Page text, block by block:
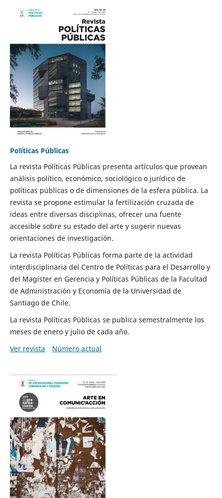
Políticas Públicas
La revista Políticas Públicas presenta artículos que provean
análisis político, económico, sociológico o jurídico de
políticas públicas o de dimensiones de la esfera pública. La
revista se propone estimular la fertilización cruzada de
ideas entre diversas disciplinas, ofrecer una fuente
accesible sobre su estado del arte y sugerir nuevas
orientaciones de investigación.
La revista Políticas Públicas forma parte de la actividad
interdisciplinaria del Centro de Políticas para el Desarrollo y
del Magíster en Gerencia y Políticas Públicas de la Facultad
de Administración y Economía de la Universidad de
Santiago de Chile.
La revista Políticas Públicas se publica semestralmente los
meses de enero y julio de cada año.
Ver revista
Número actual